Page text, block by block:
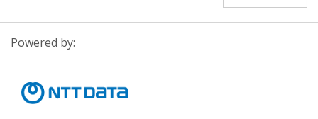
Powered by: